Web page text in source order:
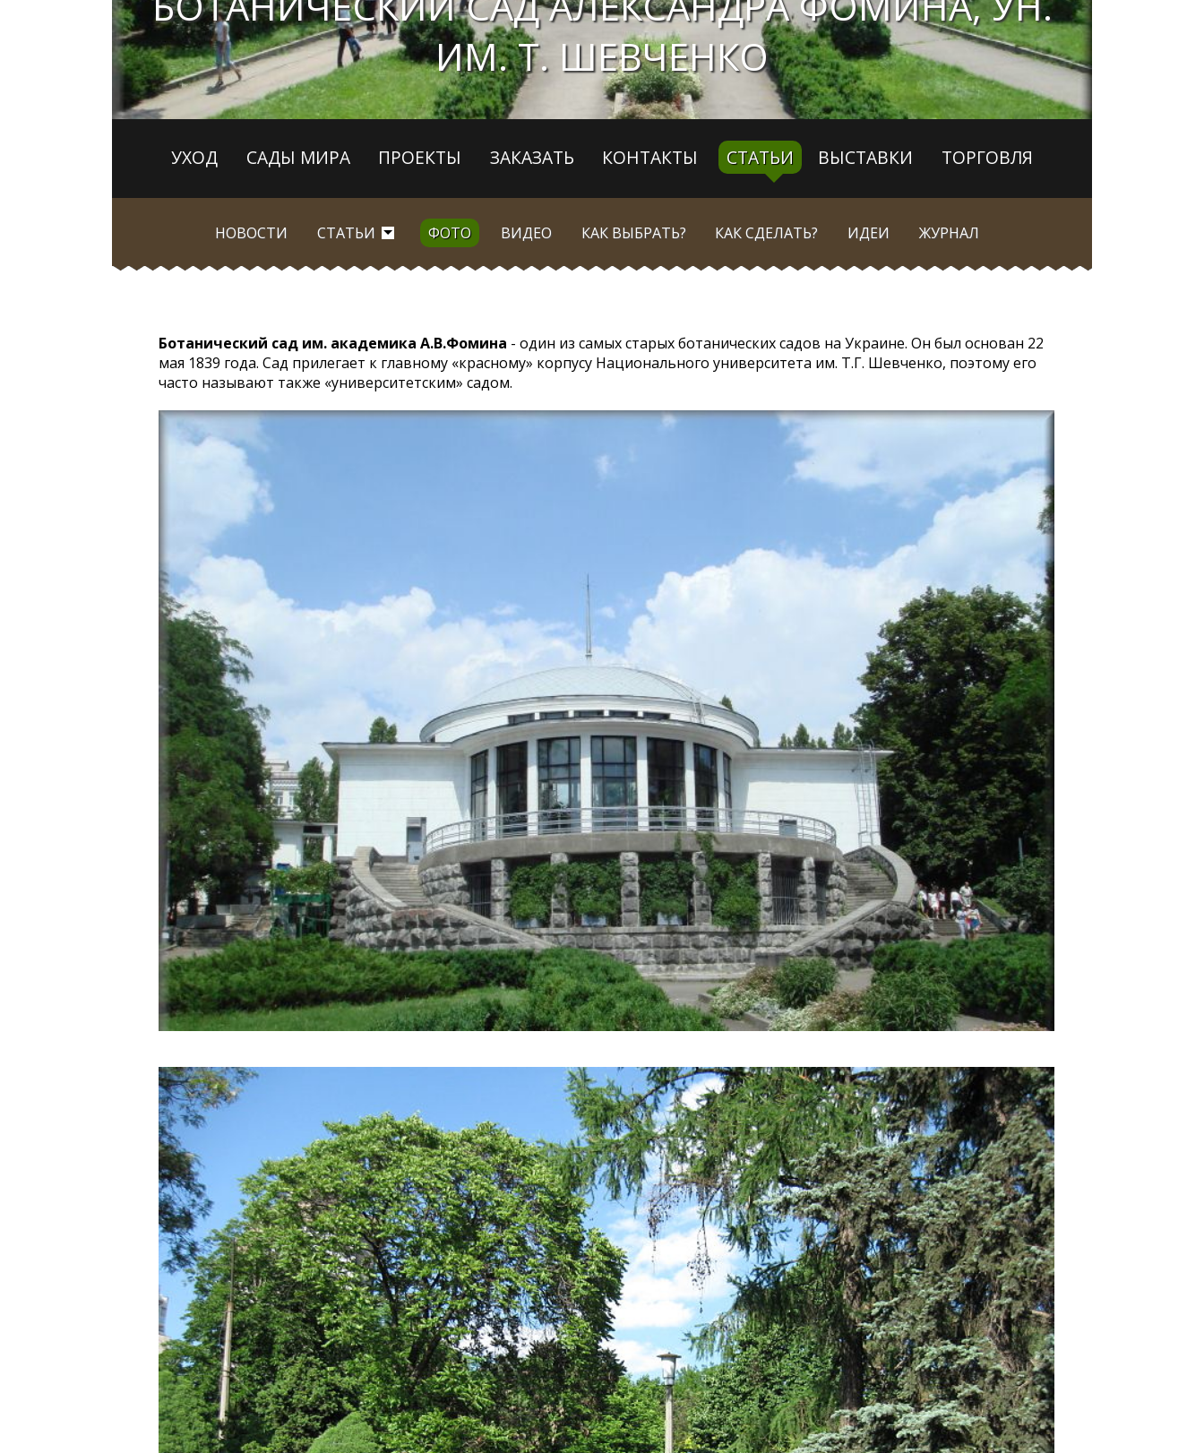
ИМ. Т. ШЕВЧЕНКО
УХОД САДЫ МИРА ПРОЕКТЫ ЗАКАЗАТЬ КОНТАКТЫ СТАТЬИ ВЫСТАВКИ ТОРГОВЛЯ
НОВОСТИ СТАТЬИ ФОТО ВИДЕО КАК ВЫБРАТЬ? КАК СДЕЛАТЬ? ИДЕИ ЖУРНАЛ
Ботанический сад им. академика А.В.Фомина - один из самых старых ботанических садов на Украине. Он был основан 22
мая 1839 года. Сад прилегает к главному «красному» корпусу Национального университета им. Т.Г. Шевченко, поэтому его
часто называют также «университетским» садом.